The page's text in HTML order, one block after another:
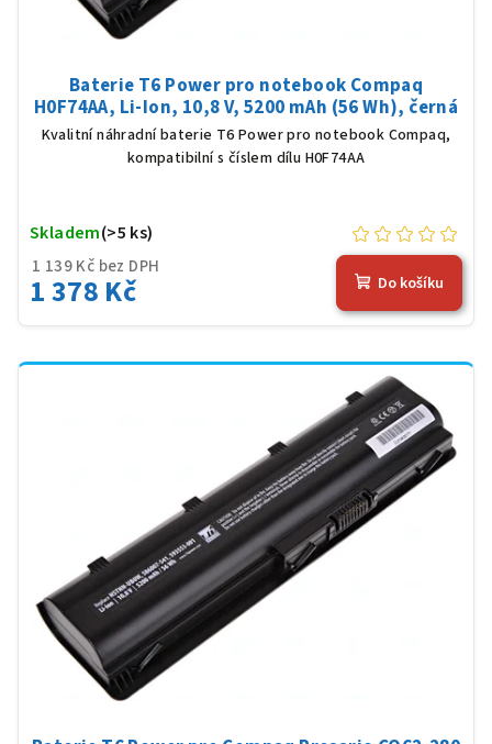
Baterie T6 Power pro notebook Compaq
H0F74AA, Li-Ion, 10,8 V, 5200 mAh (56 Wh), černá
Kvalitní náhradní baterie T6 Power pro notebook Compaq,
kompatibilní s číslem dílu H0F74AA
1 139 Kč bez DPH
1 378 Kč
Skladem(>5 ks)
Do košíku